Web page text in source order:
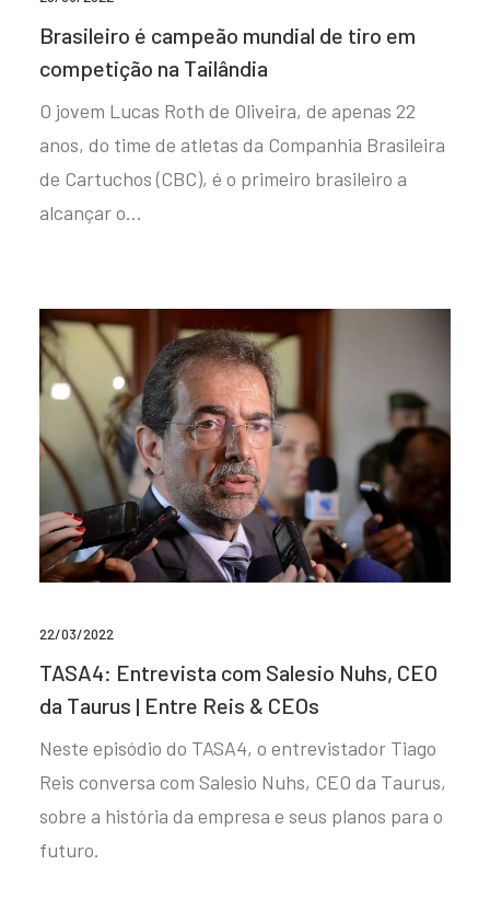
Brasileiro é campeão mundial de tiro em
competição na Tailândia
O jovem Lucas Roth de Oliveira, de apenas 22
anos, do time de atletas da Companhia Brasileira
de Cartuchos (CBC), é o primeiro brasileiro a
alcançar o…
22/03/2022
TASA4: Entrevista com Salesio Nuhs, CEO
da Taurus | Entre Reis & CEOs
Neste episódio do TASA4, o entrevistador Tiago
Reis conversa com Salesio Nuhs, CEO da Taurus,
sobre a história da empresa e seus planos para o
futuro.